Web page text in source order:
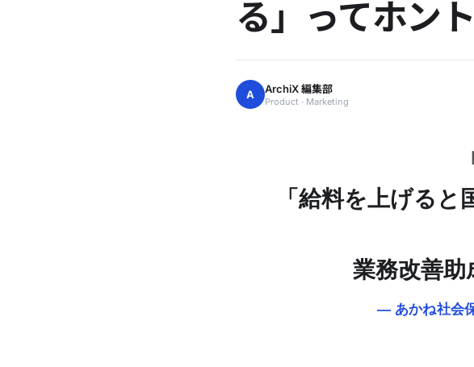
る」ってホン
A ArchiX 編集部
Product · Marketing
「給料を上げる
業務改善
― あかね社会